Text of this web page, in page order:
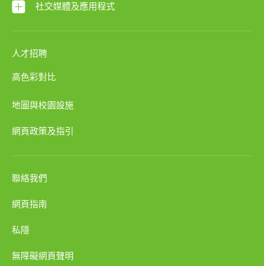
社交媒體及應用程式
人才招聘
高色彩對比
地圖與校園設施
網頁政策及指引
聯絡我們
網頁指南
私隱
無障礙網頁聲明